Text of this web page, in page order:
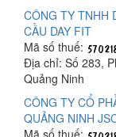
CÔNG TY TNHH
CẦU DAY FIT
Mã số thuế:
Địa chỉ: Số 283,
Quảng Ninh
CÔNG TY CỔ
QUẢNG NINH
Mã số thuế: